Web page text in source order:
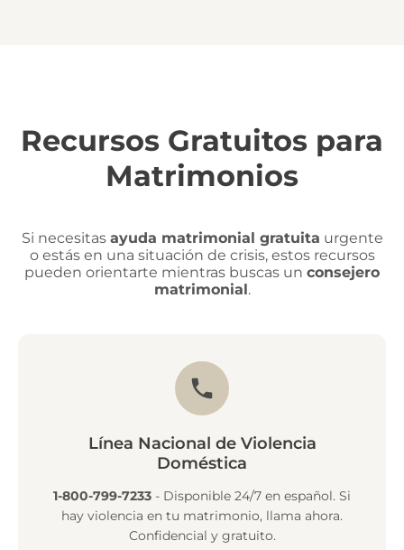
Recursos Gratuitos para
Matrimonios
Si necesitas ayuda matrimonial gratuita urgente
o estás en una situación de crisis, estos recursos
pueden orientarte mientras buscas un consejero
matrimonial .
Línea Nacional de Violencia
Doméstica
1-800-799-7233 - Disponible 24/7 en español. Si
hay violencia en tu matrimonio, llama ahora.
Confidencial y gratuito.